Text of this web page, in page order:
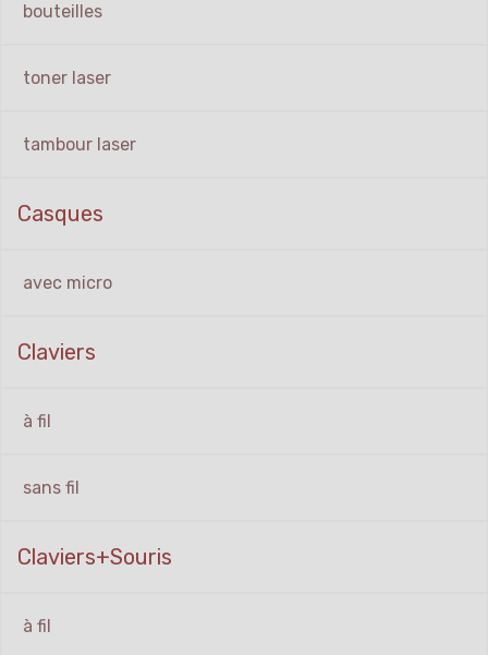
bouteilles
toner laser
tambour laser
Casques
avec micro
Claviers
à fil
sans fil
Claviers+Souris
à fil